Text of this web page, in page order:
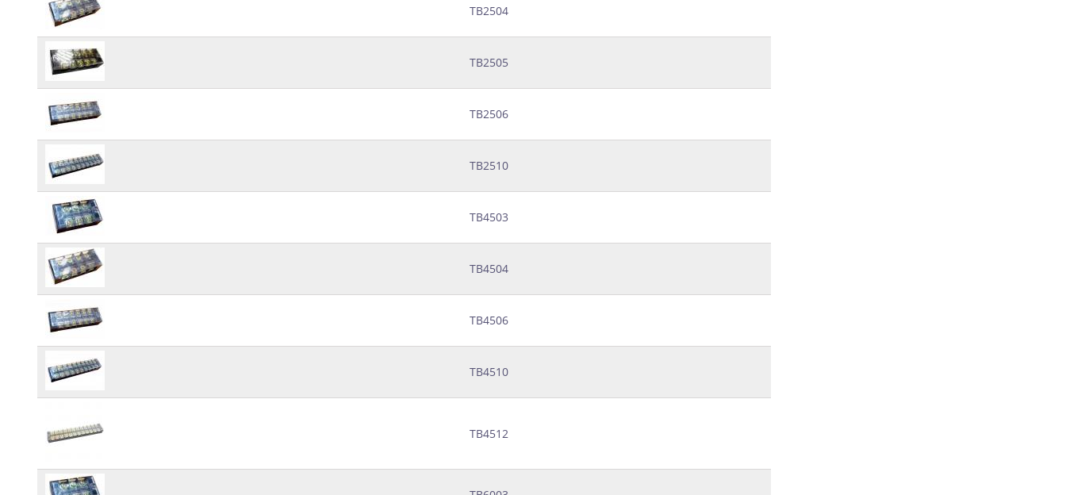
ТВ2504
ТВ2505
ТВ2506
ТВ2510
ТВ4503
ТВ4504
ТВ4506
ТВ4510
ТВ4512